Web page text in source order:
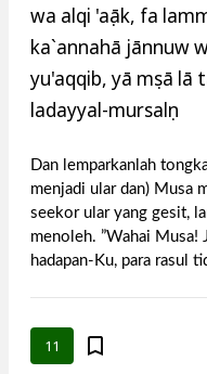
wa alqi 'aṣāk, fa
ka`annahā jānnuw
yu'aqqib, yā mụsā
ladayyal-mursalụn
Dan lemparkanlah
menjadi ular dan) Musa
seekor ular yang gesit,
menoleh. ”Wahai Musa!
hadapan-Ku, para rasul
11